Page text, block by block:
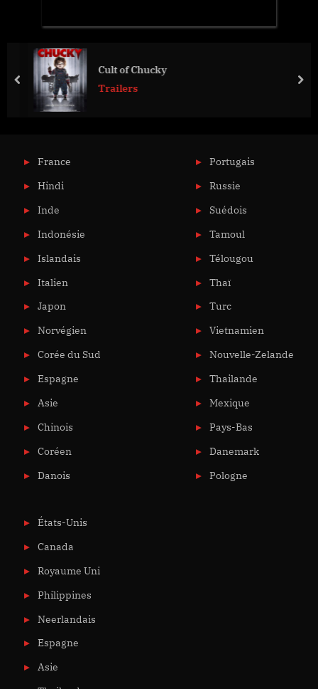
Cult of Chucky
Trailers
prev
France
Hindi
Inde
Indonésie
Islandais
Italien
Japon
Norvégien
Corée du Sud
Espagne
Asie
Chinois
Coréen
Danois
Portugais
Russie
Suédois
Tamoul
Télougou
Thaï
Turc
Vietnamien
Nouvelle-Zelande
Thailande
Mexique
Pays-Bas
Danemark
Pologne
États-Unis
Canada
Royaume Uni
Philippines
Neerlandais
Espagne
Asie